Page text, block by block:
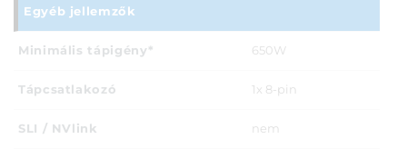
Egyéb jellemzők
Minimális tápigény* 650W
Tápcsatlakozó 1x 8-pin
SLI / NVlink nem